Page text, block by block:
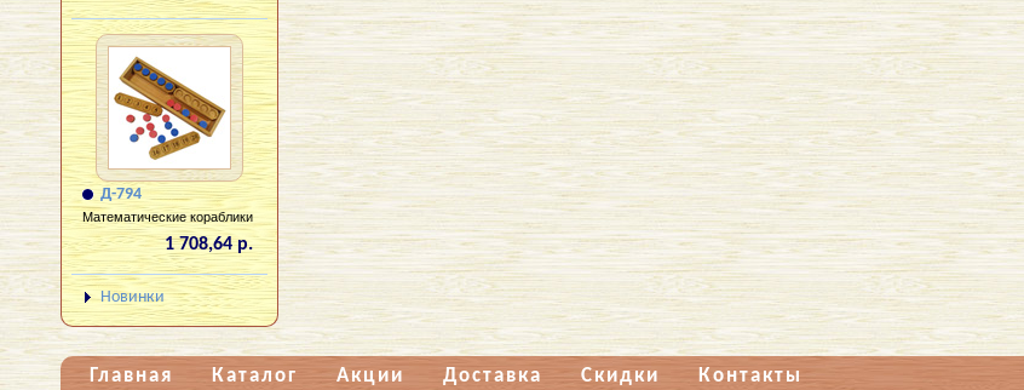
Д-794
Математические кораблики
1 708,64 р.
Новинки
Главная Каталог Акции Доставка Скидки Контакты